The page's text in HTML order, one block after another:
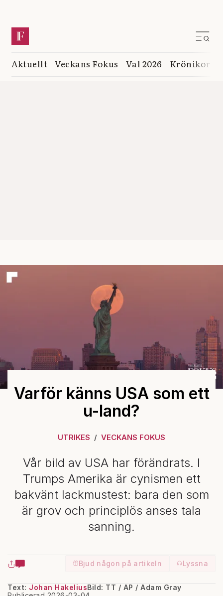
Aktuellt Veckans Fokus Val 2026 Krönikor
Varför känns USA som ett
u-land?
UTRIKES VECKANS FOKUS
Vår bild av USA har förändrats. I
Trumps Amerika är cynismen ett
bakvänt lackmustest: bara den som
är grov och principlös anses tala
sanning.
Bjud någon på artikeln Lyssna
Text: Johan HakeliusBild: TT / AP / Adam Gray